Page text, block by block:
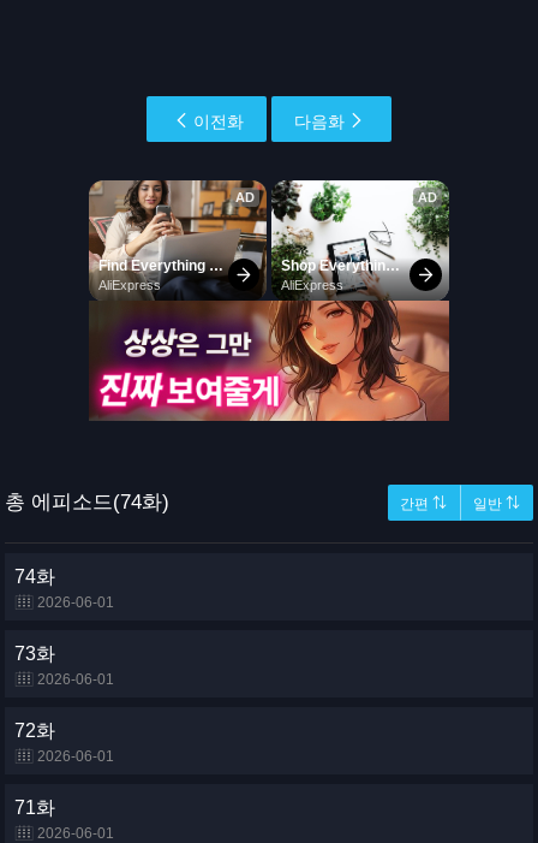
이전화 다음화
총 에피소드(74화) 간편 ⇅ 일반 ⇅
74화
2026-06-01
73화
2026-06-01
72화
2026-06-01
71화
2026-06-01